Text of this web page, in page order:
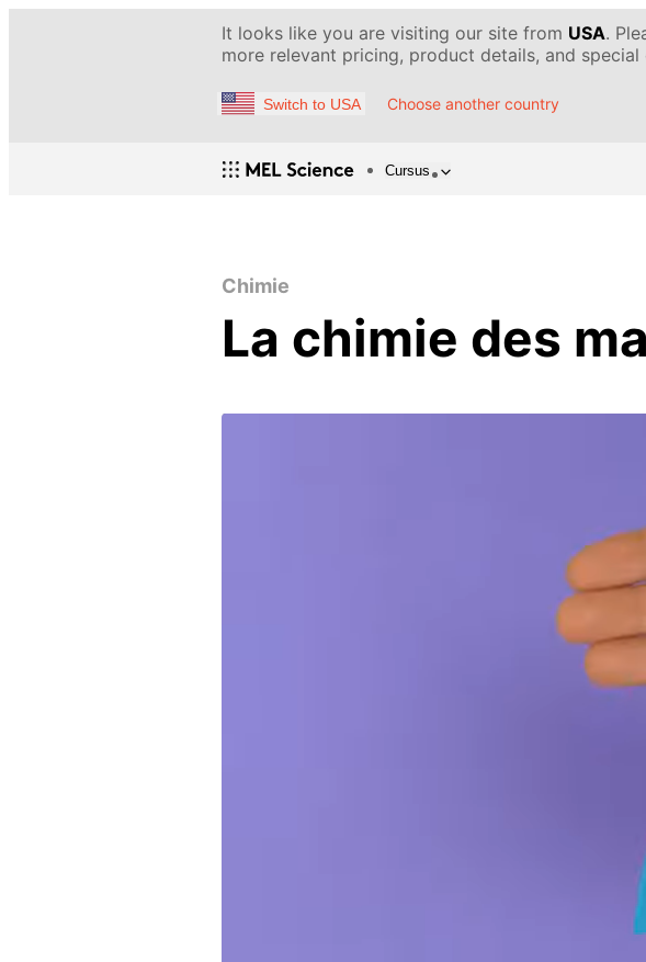
It looks like you are visiting our site from USA.
more relevant pricing, product details, and special
Switch to USA Choose another country
Cursus
Chimie
La chimie des